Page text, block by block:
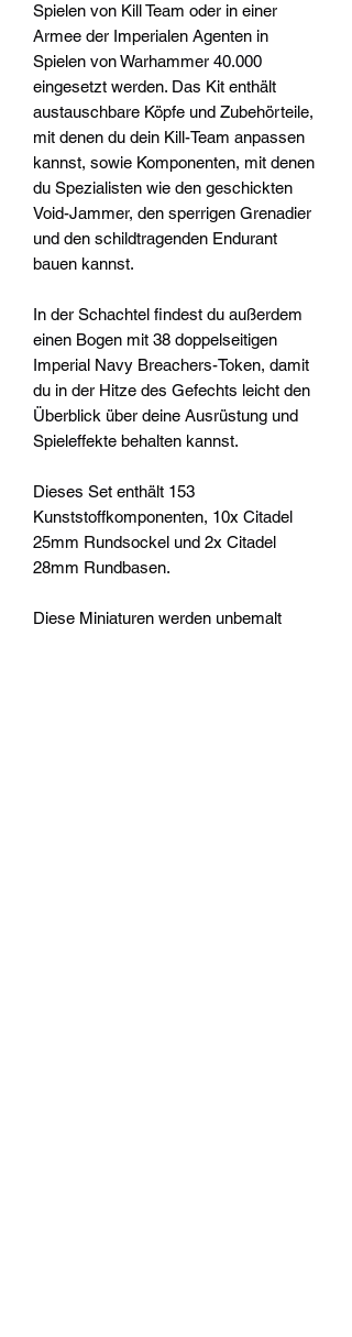
Spielen von Kill Team oder in einer
Armee der Imperialen Agenten in
Spielen von Warhammer 40.000
eingesetzt werden. Das Kit enthält
austauschbare Köpfe und Zubehörteile,
mit denen du dein Kill-Team anpassen
kannst, sowie Komponenten, mit denen
du Spezialisten wie den geschickten
Void-Jammer, den sperrigen Grenadier
und den schildtragenden Endurant
bauen kannst.
In der Schachtel findest du außerdem
einen Bogen mit 38 doppelseitigen
Imperial Navy Breachers-Token, damit
du in der Hitze des Gefechts leicht den
Überblick über deine Ausrüstung und
Spieleffekte behalten kannst.
Dieses Set enthält 153
Kunststoffkomponenten, 10x Citadel
25mm Rundsockel und 2x Citadel
28mm Rundbasen.
Diese Miniaturen werden unbemalt